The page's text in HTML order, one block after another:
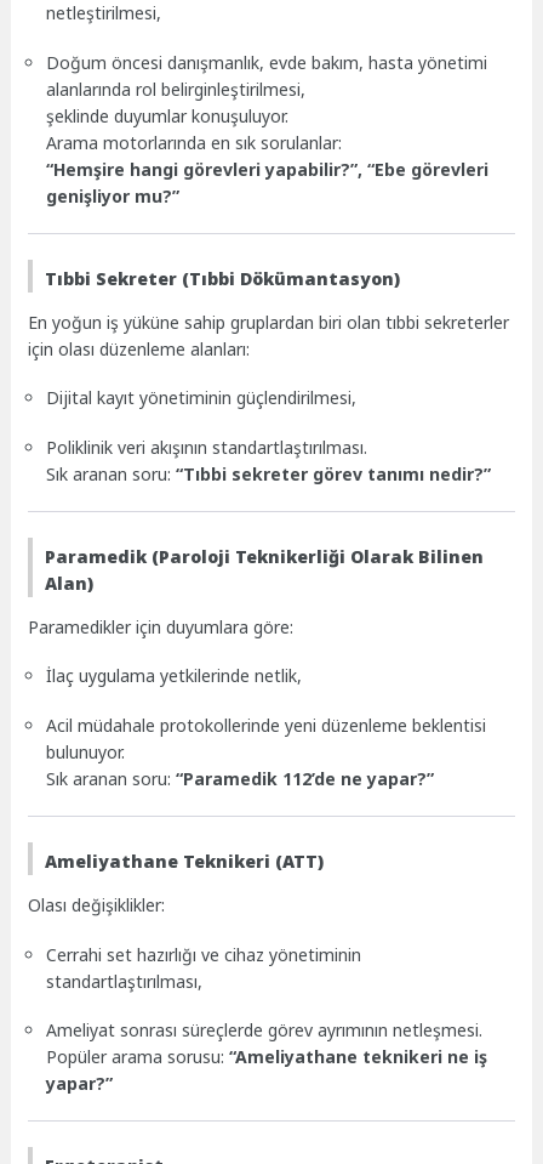
netleştirilmesi,
Doğum öncesi danışmanlık, evde bakım, hasta yönetimi
alanlarında rol belirginleştirilmesi,
şeklinde duyumlar konuşuluyor.
Arama motorlarında en sık sorulanlar:
“Hemşire hangi görevleri yapabilir?”, “Ebe görevleri
genişliyor mu?”
Tıbbi Sekreter (Tıbbi Dökümantasyon)
En yoğun iş yüküne sahip gruplardan biri olan tıbbi sekreterler
için olası düzenleme alanları:
Dijital kayıt yönetiminin güçlendirilmesi,
Poliklinik veri akışının standartlaştırılması.
Sık aranan soru:“Tıbbi sekreter görev tanımı nedir?”
Paramedik (Paroloji Teknikerliği Olarak Bilinen
Alan)
Paramedikler için duyumlara göre:
İlaç uygulama yetkilerinde netlik,
Acil müdahale protokollerinde yeni düzenleme beklentisi
bulunuyor.
Sık aranan soru:“Paramedik 112’de ne yapar?”
Ameliyathane Teknikeri (ATT)
Olası değişiklikler:
Cerrahi set hazırlığı ve cihaz yönetiminin
standartlaştırılması,
Ameliyat sonrası süreçlerde görev ayrımının netleşmesi.
Popüler arama sorusu:“Ameliyathane teknikeri ne iş
yapar?”